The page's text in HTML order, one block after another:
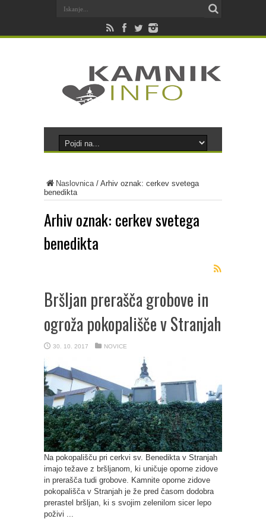
Naslovnica/ Arhiv oznak: cerkev svetega
benedikta
Arhiv oznak: cerkev svetega
benedikta
Bršljan prerašča grobove in
ogroža pokopališče v Stranjah
30. 10. 2017 NOVICE
Na pokopališču pri cerkvi sv. Benedikta v Stranjah
imajo težave z bršljanom, ki uničuje oporne zidove
in prerašča tudi grobove. Kamnite oporne zidove
pokopališča v Stranjah je že pred časom dodobra
prerastel bršljan, ki s svojim zelenilom sicer lepo
poživi ...